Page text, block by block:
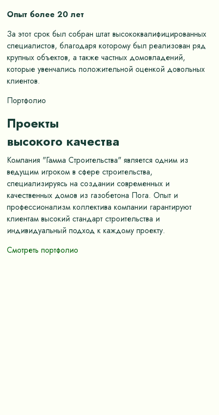
Опыт более 20 лет
За этот срок был собран штат высококвалифицированных
специалистов, благодаря которому был реализован ряд
крупных объектов, а также частных домовладений,
которые увенчались положительной оценкой довольных
клиентов.
Портфолио
Проекты
высокого качества
Компания "Гамма Строительства" является одним из
ведущим игроком в сфере строительства,
специализируясь на создании современных и
качественных домов из газобетона Пога. Опыт и
профессионализм коллектива компании гарантируют
клиентам высокий стандарт строительства и
индивидуальный подход к каждому проекту.
Смотреть портфолио